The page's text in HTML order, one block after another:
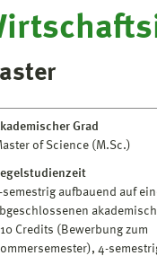
Grad
of Science (M.Sc.)
semestrig aufbauend auf
Credits (Bewerbung zum
4-